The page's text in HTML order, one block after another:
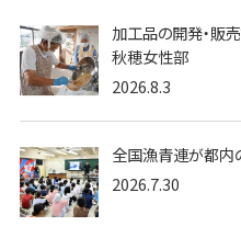
加工品の開発・販
秋穂女性部
2026.8.3
全国漁青連が都内
2026.7.30